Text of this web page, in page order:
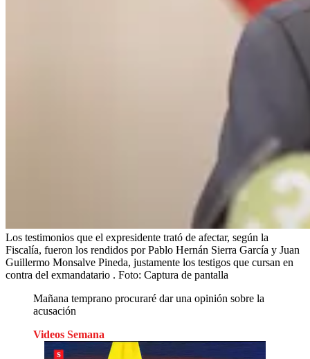
Los testimonios que el expresidente trató de afectar, según la
Fiscalía, fueron los rendidos por Pablo Hernán Sierra García y Juan
Guillermo Monsalve Pineda, justamente los testigos que cursan en
contra del exmandatario . Foto: Captura de pantalla
Mañana temprano procuraré dar una opinión sobre la
acusación
Videos Semana